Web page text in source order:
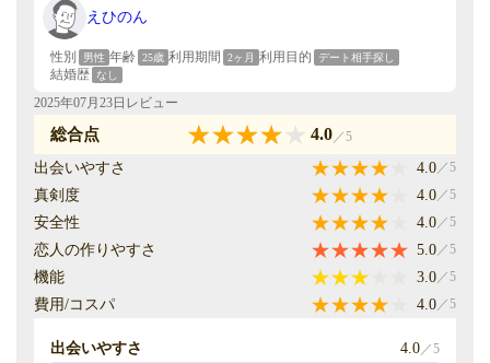
安全性
セキュリティ面で特に評価できるのは、ブロック機能の
完全性とプロフィール画像の保護です。ブロックすると
過去のトークが完全に消去され、解除も不可能です。ま
た、プロフィール画像は保存しようとすると自動的にぼ
やけるため、プライバシーが守られていると感じまし
た。
恋人の作りやすさ 3.0／5
付き合った人数 1人
求める人を見つけるのには少し苦労します。ただし、同
えひのん
性別 男性 年齢 25歳 利用期間 2ヶ月 利用目的 デート相手探し
結婚歴 なし
2025年07月23日レビュー
総合点 4.0／5
出会いやすさ 4.0 ／5
真剣度 4.0 ／5
安全性 4.0 ／5
恋人の作りやすさ 5.0 ／5
機能 3.0 ／5
費用/コスパ 4.0 ／5
出会いやすさ 4.0 ／5